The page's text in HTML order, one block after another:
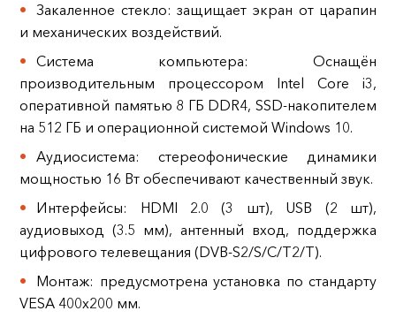
Закаленное стекло: защищает экран от царапин
и механических воздействий.
Система компьютера: Оснащён
производительным процессором Intel Core i3,
оперативной памятью 8 ГБ DDR4, SSD-накопителем
на 512 ГБ и операционной системой Windows 10.
Аудиосистема: стереофонические динамики
мощностью 16 Вт обеспечивают качественный звук.
Интерфейсы: HDMI 2.0 (3 шт), USB (2 шт),
аудиовыход (3.5 мм), антенный вход, поддержка
цифрового телевещания (DVB-S2/S/C/T2/T).
Монтаж: предусмотрена установка по стандарту
VESA 400x200 мм.